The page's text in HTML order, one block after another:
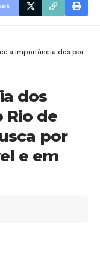
dos portais regionais no Rio de Janeiro diante da busca por informação confiável e em tempo real
dos
Rio de
por
e em